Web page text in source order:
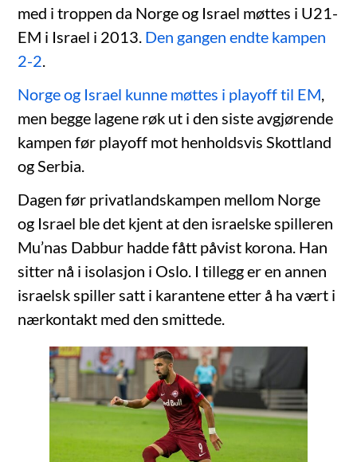
med i troppen da Norge og Israel møttes i U21-
EM i Israel i 2013. Den gangen endte kampen
2-2.
Norge og Israel kunne møttes i playoff til EM,
men begge lagene røk ut i den siste avgjørende
kampen før playoff mot henholdsvis Skottland
og Serbia.
Dagen før privatlandskampen mellom Norge
og Israel ble det kjent at den israelske spilleren
Mu’nas Dabbur hadde fått påvist korona. Han
sitter nå i isolasjon i Oslo. I tillegg er en annen
israelsk spiller satt i karantene etter å ha vært i
nærkontakt med den smittede.